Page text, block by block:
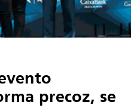
precoz, se